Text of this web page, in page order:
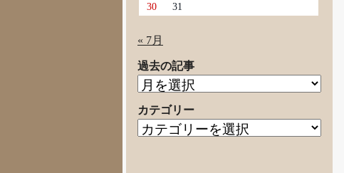
30
31
« 7月
過去の記事
過
の
記
カテゴリー
カ